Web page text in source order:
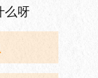
么呀